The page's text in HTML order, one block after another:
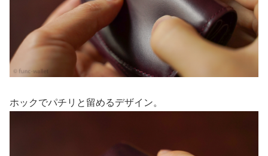
ホックでパチリと留めるデザイン。